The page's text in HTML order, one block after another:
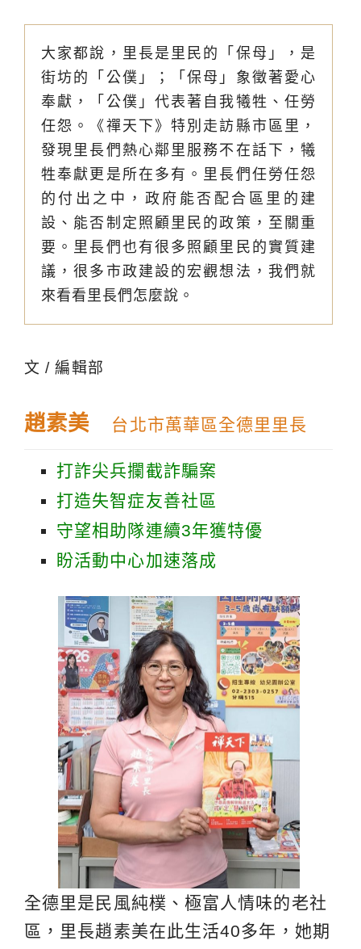
大家都說，里長是里民的「保母」，是
街坊的「公僕」；「保母」象徵著愛心
奉獻，「公僕」代表著自我犧牲、任勞
任怨。《禪天下》特別走訪縣市區里，
發現里長們熱心鄰里服務不在話下，犧
牲奉獻更是所在多有。里長們任勞任怨
的付出之中，政府能否配合區里的建
設、能否制定照顧里民的政策，至關重
要。里長們也有很多照顧里民的實質建
議，很多市政建設的宏觀想法，我們就
來看看里長們怎麼說。
文 / 編輯部
趙素美 台北市萬華區全德里里長
打詐尖兵攔截詐騙案
打造失智症友善社區
守望相助隊連續3年獲特優
盼活動中心加速落成
全德里是民風純樸、極富人情味的老社
區，里長趙素美在此生活40多年，她期